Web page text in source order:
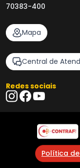
70383-400
Mapa
Central de
Redes sociais
Política